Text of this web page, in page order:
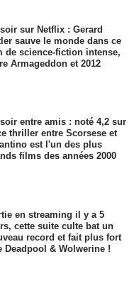
sur Netflix : Gerard
sauve le monde dans ce
de science-fiction intense,
Armageddon et 2012
entre amis : noté 4,2 sur
thriller entre Scorsese et
est l'un des plus
films des années 2000
en streaming il y a 5
cette suite culte bat un
record et fait plus fort
Deadpool & Wolwerine !